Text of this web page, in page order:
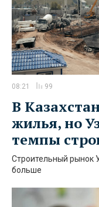
08:21 99
В
жилья, но
темпы
Строительный рынок
больше